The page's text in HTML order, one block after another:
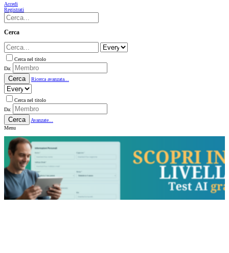
Accedi
Registrati
Cerca
Cerca nel titolo
Da:
Cerca Ricerca avanzata...
Cerca nel titolo
Da:
Cerca
Avanzate...
Menu